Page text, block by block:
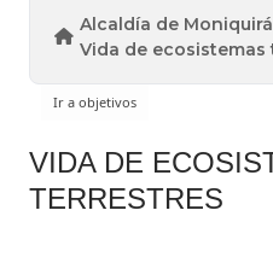
Alcaldía de Moniquirá
Vida de ecosistemas
VIDA DE
TERRESTRES